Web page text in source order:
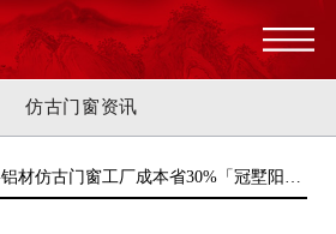
仿古门窗资讯
材仿古门窗工厂成本省30%「冠墅阳